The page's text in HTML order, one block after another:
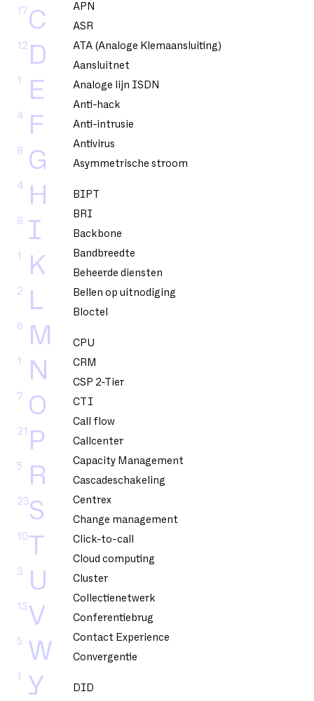
C
17
D
12
E
1
F
4
G
8
H
4
I
8
K
1
L
2
M
6
N
1
O
7
P
21
R
5
S
23
T
10
U
3
V
13
W
5
Y
1
APN
ASR
ATA (Analoge Klemaansluiting)
Aansluitnet
Analoge lijn ISDN
Anti-hack
Anti-intrusie
Antivirus
Asymmetrische stroom
BIPT
BRI
Backbone
Bandbreedte
Beheerde diensten
Bellen op uitnodiging
Bloctel
CPU
CRM
CSP 2-Tier
CTI
Call flow
Callcenter
Capacity Management
Cascadeschakeling
Centrex
Change management
Click-to-call
Cloud computing
Cluster
Collectienetwerk
Conferentiebrug
Contact Experience
Convergentie
DID